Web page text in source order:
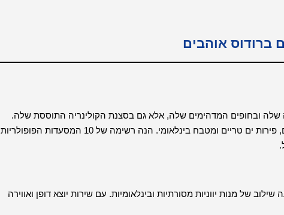
ברודוס אוהבים
שלה ובחופים המדהימים שלה, אלא גם בסצנת הקולינריה התוססת שלה.
מטיילים נוהרים לאי היווני הזה כדי להתפנק בטעמים מסורתיים, פירות ים טריים ומטבח בינלאומי. הנה רשימה של 10 המסעדות הפופולריות
של מנות יווניות מסורתיות ובינלאומיות. עם שירות יוצא דופן ואווירה